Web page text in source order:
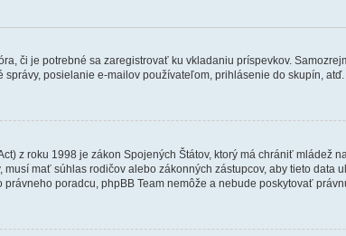
či je potrebné sa zaregistrovať ku vkladaniu príspevkov.
správy, posielanie e-mailov používateľom, prihlásenie do skupín,
z roku 1998 je zákon Spojených Štátov, ktorý má chrániť
mať súhlas rodičov alebo zákonných zástupcov, aby tieto
poradcu, phpBB Team nemôže a nebude poskytovať